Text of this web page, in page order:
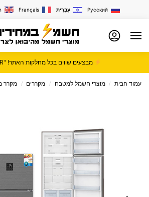
Français עִבְרִית Русский
מבצעים שווים בכל מחלקות האתר! "SUMMER"
עמוד הבית / מוצרי חשמל למטבח / מקררים / מקרר